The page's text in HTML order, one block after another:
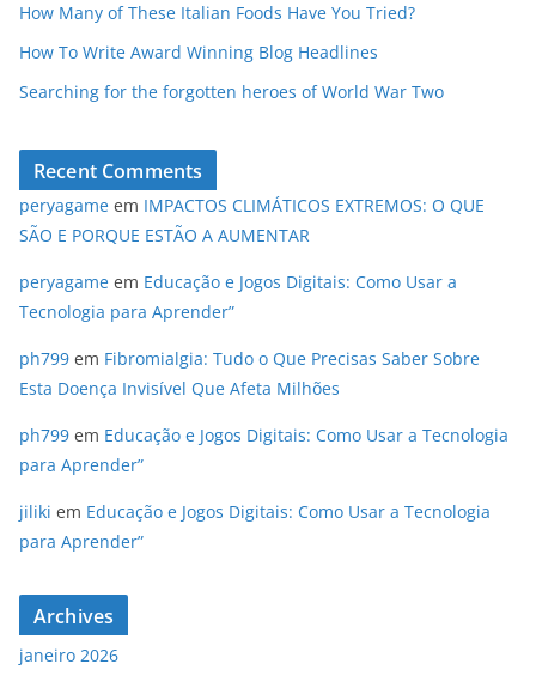
How Many of These Italian Foods Have You Tried?
How To Write Award Winning Blog Headlines
Searching for the forgotten heroes of World War Two
Recent Comments
peryagame em IMPACTOS CLIMÁTICOS EXTREMOS: O QUE
SÃO E PORQUE ESTÃO A AUMENTAR
peryagame em Educação e Jogos Digitais: Como Usar a
Tecnologia para Aprender”
ph799 em Fibromialgia: Tudo o Que Precisas Saber Sobre
Esta Doença Invisível Que Afeta Milhões
ph799 em Educação e Jogos Digitais: Como Usar a Tecnologia
para Aprender”
jiliki em Educação e Jogos Digitais: Como Usar a Tecnologia
para Aprender”
Archives
janeiro 2026